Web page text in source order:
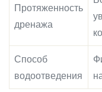
Протяженность
дренажа
Способ
водоотведения